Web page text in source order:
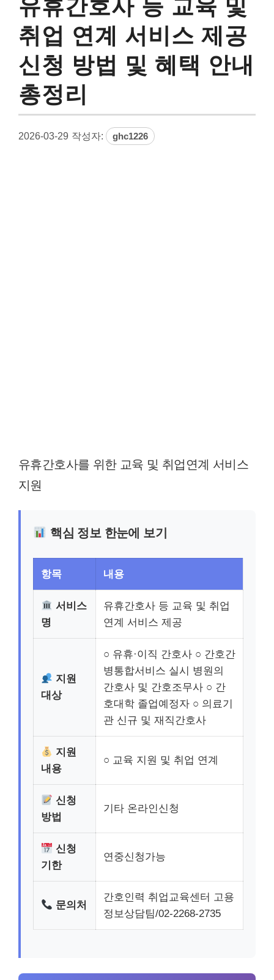
유휴간호사 등 교육 및
취업 연계 서비스 제공
신청 방법 및 혜택 안내
총정리
2026-03-29 작성자: ghc1226
유휴간호사를 위한 교육 및 취업연계 서비스
지원
핵심 정보 한눈에 보기
항목 내용
서비스
명
유휴간호사 등 교육 및 취업
연계 서비스 제공
지원
대상
○ 유휴·이직 간호사 ○ 간호간
병통합서비스 실시 병원의
간호사 및 간호조무사 ○ 간
호대학 졸업예정자 ○ 의료기
관 신규 및 재직간호사
지원
내용
○ 교육 지원 및 취업 연계
신청
방법
기타 온라인신청
신청
기한
연중신청가능
문의처
간호인력 취업교육센터 고용
정보상담팀/02-2268-2735